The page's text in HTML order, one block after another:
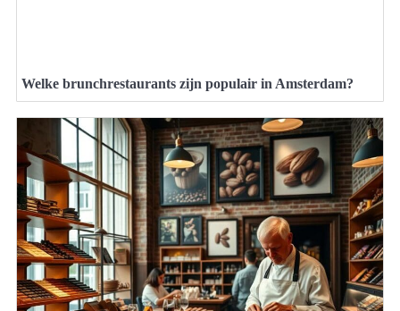
Welke brunchrestaurants zijn populair in Amsterdam?